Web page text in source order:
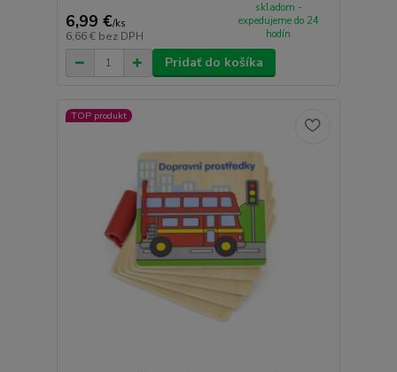
6,99 €/ks
6,66 € bez DPH
skladom -
expedujeme do 24
hodín
Pridať do košíka
TOP produkt